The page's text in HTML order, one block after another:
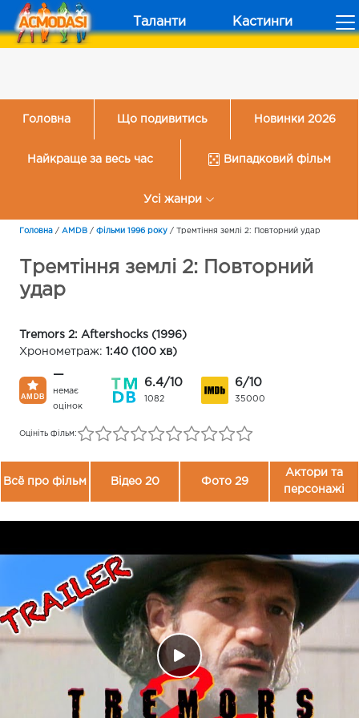
Таланти Кастинги
Головна Що подивитись Новинки 2026
Найкраще за весь час Випадковий фільм
Усі жанри
Головна / AMDB / Фільми 1996 року / Тремтіння землі 2: Повторний удар
Тремтіння землі 2: Повторний
удар
Tremors 2: Aftershocks (1996)
Хронометраж: 1:40 (100 хв)
—
немає
оцінок
6.4/10
1082
6/10
35000
Оцініть фільм:
Всё про фільм Відео 20 Фото 29
Актори та
персонажі